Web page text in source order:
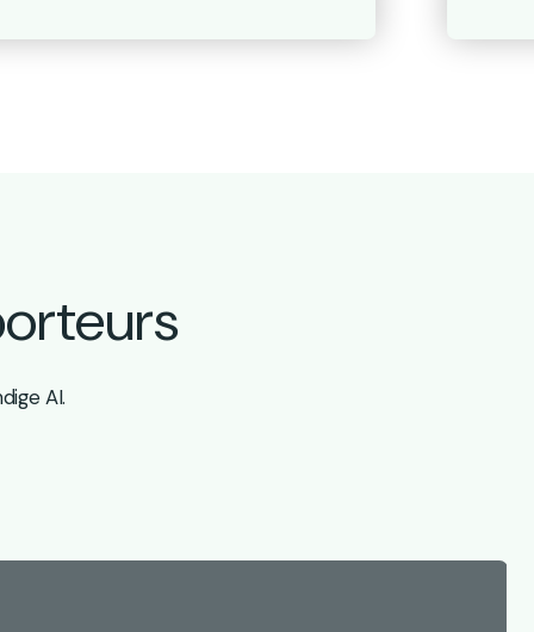
AI.